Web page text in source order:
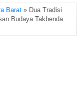
Barat » Dua Tradisi
Budaya Takbenda